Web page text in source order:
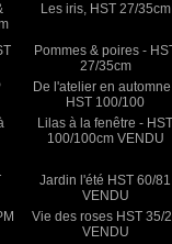
Les iris, HST 27/35cm
Pommes & poires -
27/35cm
De l'atelier en
HST 100/100
Lilas à la fenêtre -
100/100cm VENDU
Jardin l'été HST 60/81
VENDU
Vie des roses HST 35/
VENDU